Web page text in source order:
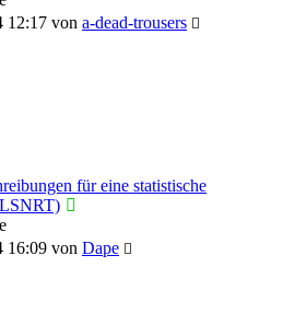
12:17 von a-dead-trousers
für eine statistische
16:09 von Dape